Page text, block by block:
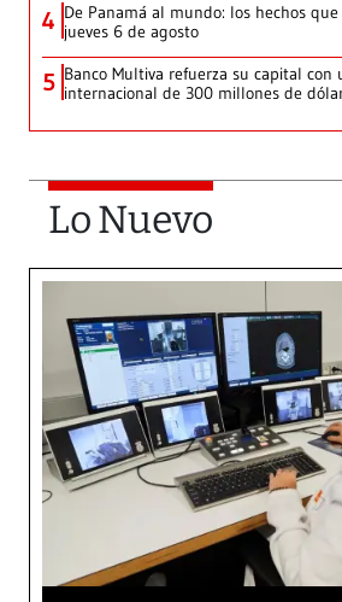
4 De Panamá al mundo: los hechos
jueves 6 de agosto
5 Banco Multiva refuerza su capital con
internacional de 300 millones de
Lo Nuevo